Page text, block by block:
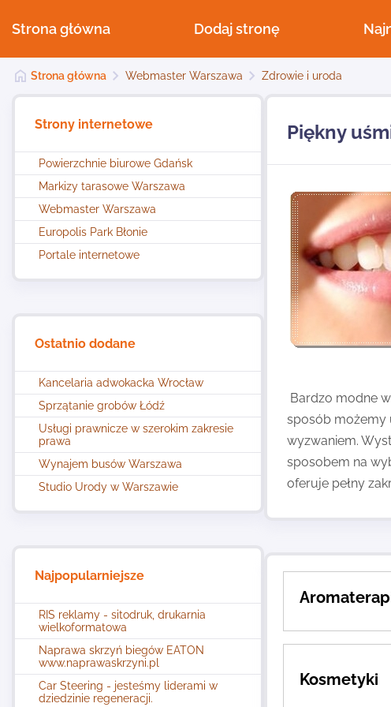
Strona główna Dodaj stronę
Strona główna Webmaster Warszawa Zdrowie i uroda
Strony internetowe
Powierzchnie biurowe Gdańsk
Markizy tarasowe Warszawa
Webmaster Warszawa
Europolis Park Błonie
Portale internetowe
Ostatnio dodane
Kancelaria adwokacka Wrocław
Sprzątanie grobów Łódź
Usługi prawnicze w szerokim zakresie
prawa
Wynajem busów Warszawa
Studio Urody w Warszawie
Najpopularniejsze
RIS reklamy - sitodruk, drukarnia
wielkoformatowa
Naprawa skrzyń biegów EATON
www.naprawaskrzyni.pl
Car Steering - jesteśmy liderami w
dziedzinie regeneracji.
Piękny
Bardzo modne
sposób możemy
wyzwaniem.
sposobem na
oferuje pełny
Kosmetyki